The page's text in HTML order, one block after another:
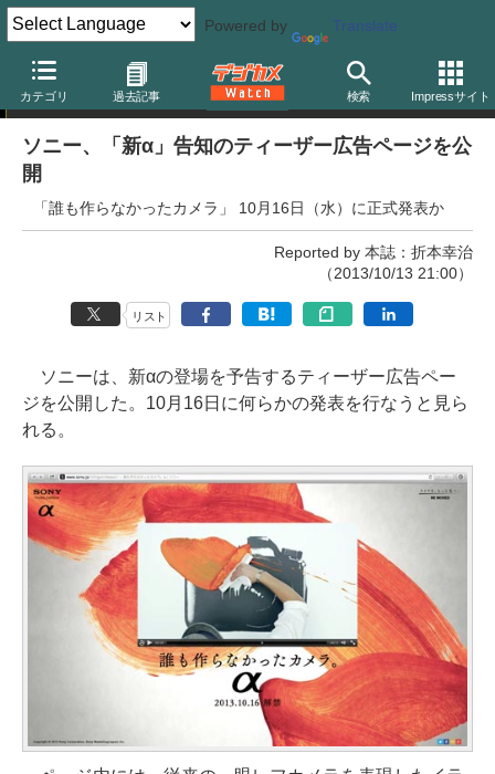
Powered by Translate
カテゴリ 過去記事 検索 Impressサイト
ニュース
ソニー、「新α」告知のティーザー広告ページを公
開
「誰も作らなかったカメラ」 10月16日（水）に正式発表か
Reported by 本誌：折本幸治
（2013/10/13 21:00）
リスト
ソニーは、新αの登場を予告するティーザー広告ペー
ジを公開した。10月16日に何らかの発表を行なうと見ら
れる。